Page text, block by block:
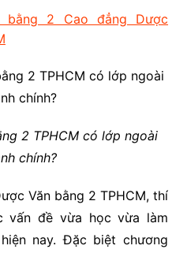
2 Cao đẳng Dược
2 TPHCM có lớp ngoài
chính?
Văn bằng 2 TPHCM, thí
vấn đề vừa học vừa làm
nay. Đặc biệt chương